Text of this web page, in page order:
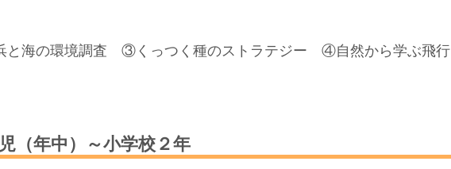
海の環境調査 ③くっつく種のストラテジー ④自然から学ぶ飛行
（年中）～小学校２年